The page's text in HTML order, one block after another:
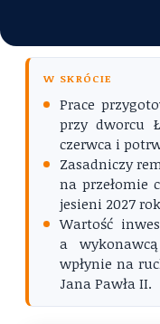
W SKRÓCIE
Prace
przy dworcu
czerwca i
Zasadniczy
na przełomie
jesieni 2027
Wartość
a
wpłynie na
Jana Pawła II.